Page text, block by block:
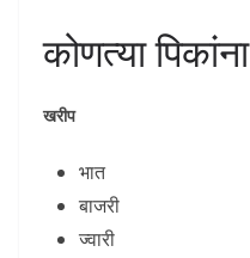
कोणत्या
खरीप
भात
बाजरी
ज्वारी